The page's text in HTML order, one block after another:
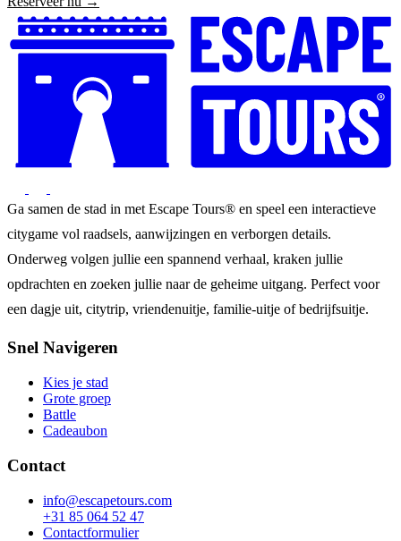
Ga samen de stad in met Escape Tours® en speel een interactieve
citygame vol raadsels, aanwijzingen en verborgen details.
Onderweg volgen jullie een spannend verhaal, kraken jullie
opdrachten en zoeken jullie naar de geheime uitgang. Perfect voor
een dagje uit, citytrip, vriendenuitje, familie-uitje of bedrijfsuitje.
Snel Navigeren
Kies je stad
Grote groep
Battle
Cadeaubon
Contact
info@escapetours.com
+31 85 064 52 47
Contactformulier